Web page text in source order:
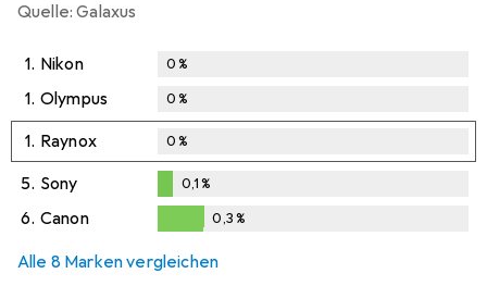
Quelle: Galaxus
1. Nikon 0%
1. Olympus 0%
1. Raynox 0%
5. Sony
%
0,1%
6. Canon 0,3%
Alle 8 Marken vergleichen